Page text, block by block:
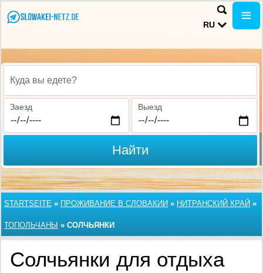
RU
Куда вы едете?
Заезд Выезд
Найти
STARTSEITE » ПРОЖИВАНИЕ В СЛОВАКИИ » НИТРАНСКИЙ КРАЙ »
ТОПОЛЬЧАНЫ » СОЛЧЬЯНКИ
Солчьянки для отдыха